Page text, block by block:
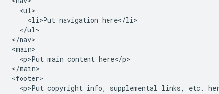
  <ul>
    <li>Put navigation here</li>
  </ul>
</nav>
<main>
  <p>Put main content here</p>
</main>
<footer>
<p>Put copyright info, supplemental links, etc.